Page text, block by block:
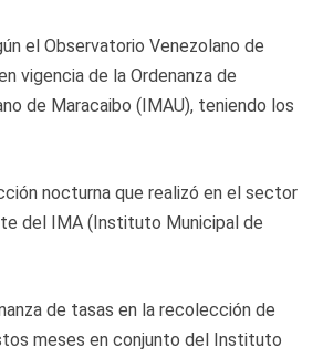
el Observatorio Venezolano de
vigencia de la Ordenanza de
de Maracaibo (IMAU), teniendo los
nocturna que realizó en el sector
del IMA (Instituto Municipal de
de tasas en la recolección de
meses en conjunto del Instituto